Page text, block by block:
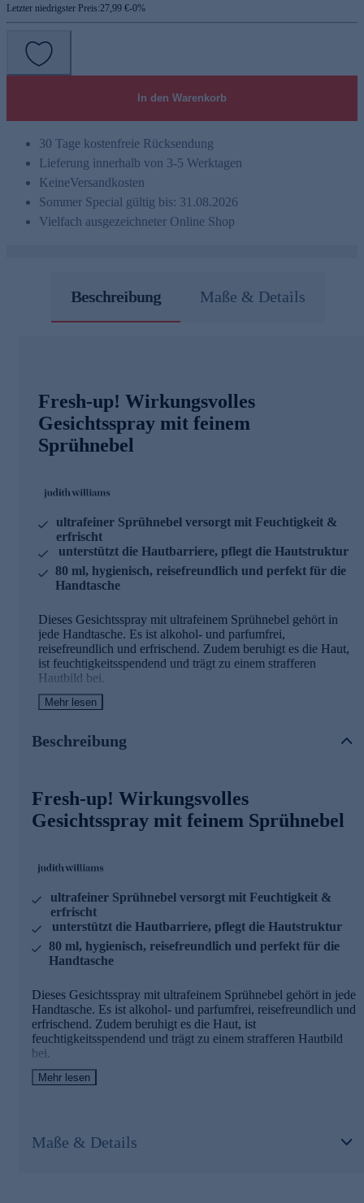
Letzter niedrigster Preis:27,99 €-0%
In den Warenkorb
30 Tage kostenfreie Rücksendung
Lieferung innerhalb von 3-5 Werktagen
KeineVersandkosten
Sommer Special gültig bis: 31.08.2026
Vielfach ausgezeichneter Online Shop
Beschreibung Maße & Details
Fresh-up! Wirkungsvolles
Gesichtsspray mit feinem
Sprühnebel
ultrafeiner Sprühnebel versorgt mit Feuchtigkeit &
erfrischt
unterstützt die Hautbarriere, pflegt die Hautstruktur
80 ml, hygienisch, reisefreundlich und perfekt für die
Handtasche
Dieses Gesichtsspray mit ultrafeinem Sprühnebel gehört in
jede Handtasche. Es ist alkohol- und parfumfrei,
reisefreundlich und erfrischend. Zudem beruhigt es die Haut,
ist feuchtigkeitsspendend und trägt zu einem strafferen
Hautbild bei.
Der perfekte Fresh-up-Moment – jederzeit
Ultrafeiner Sprühnebel für sofortige Frische, belebten Glow
und ein entspanntes Hautgefühl – ohne die Haut zu
Stärkende Pflege im leichten Format
Mit Ceramiden NP zur Unterstützung der Hautbarriere,
Peptiden zur Pflege der Hautstruktur und HOCl für eine
Clean, praktisch & für unterwegs gedacht
Alkoholfrei, parfumfrei und im Bag-on-Valve-Spray mit
ultrafeinem Nebel aus allen Richtungen – hygienisch,
reisefreundlich und perfekt für die Handtasche.
Die Hauptinhaltsstoffe des Gesichtssprays
HYPOCHLOROUS ACID
- Antibakteriell, klärend und hautberuhigend
- Feuchtigkeitsspendend und kann die Wundheilung fördern
- Kann Gerüche auf der Haut neutralisieren und eine frische,
saubere Haut hinterlassen
- Stärkung der Hautbarriere
Mehr lesen
Beschreibung
Fresh-up! Wirkungsvolles
Gesichtsspray mit feinem Sprühnebel
ultrafeiner Sprühnebel versorgt mit Feuchtigkeit &
erfrischt
unterstützt die Hautbarriere, pflegt die Hautstruktur
80 ml, hygienisch, reisefreundlich und perfekt für die
Handtasche
Dieses Gesichtsspray mit ultrafeinem Sprühnebel gehört in jede
Handtasche. Es ist alkohol- und parfumfrei, reisefreundlich und
erfrischend. Zudem beruhigt es die Haut, ist
feuchtigkeitsspendend und trägt zu einem strafferen Hautbild
bei.
Der perfekte Fresh-up-Moment – jederzeit
beschweren oder Ihr Make-up zu stören.
Mehr lesen
Maße & Details